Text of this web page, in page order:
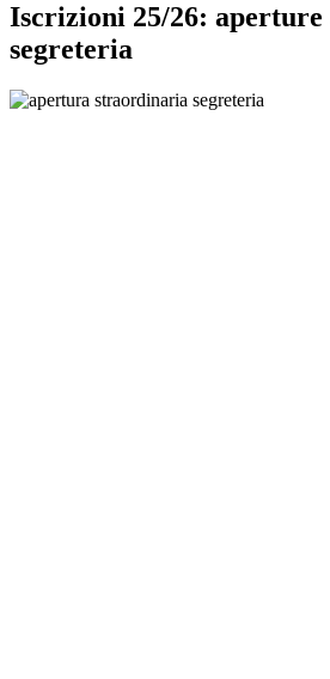
Iscrizioni 25/26:
segreteria